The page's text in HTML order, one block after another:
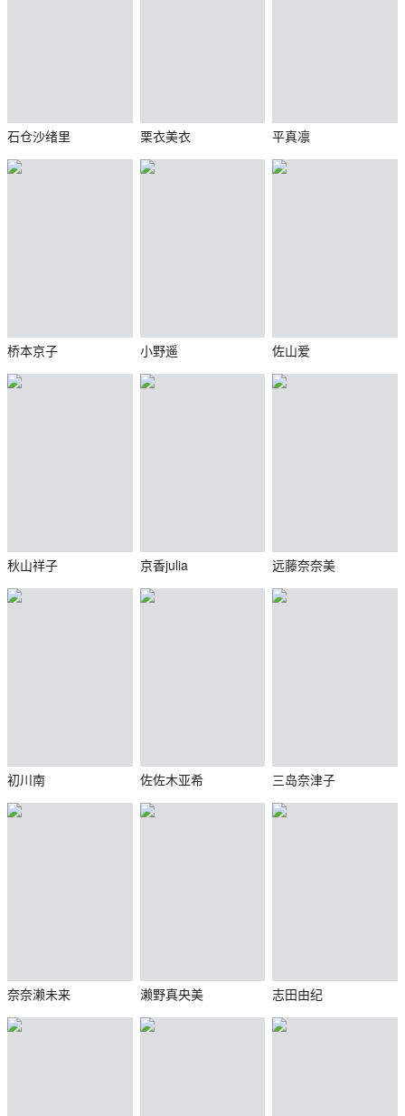
石仓沙绪里 栗衣美衣 平真凛
桥本京子 小野遥 佐山爱
秋山祥子 京香julia 远藤奈奈美
初川南 佐佐木亚希 三岛奈津子
奈奈濑未来 濑野真央美 志田由纪